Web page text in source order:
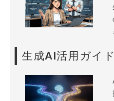
生成AI活用ガイド